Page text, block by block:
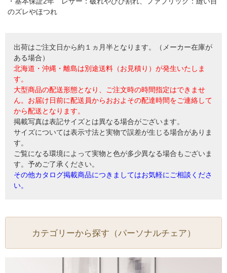
のズレやほつれ
出荷はご注文日から約１ヵ月半となります。（メーカー在庫が
ある場合）
北海道・沖縄・離島は別途送料（お見積り）が発生いたしま
す。
大型商品の配送形態となり、ご注文時の時間指定はできませ
ん。お届け日前に配送員からおおよその配達時間をご連絡して
から配送となります。
掲載写真は表記サイズとは異なる場合がございます。
サイズについては表示寸法と実物で誤差が生じる場合がありま
す。
ご覧になる環境によって実物と色が多少異なる場合もございま
す。予めご了承ください。
その他カタログ掲載商品につきましてはお気軽にご相談くださ
い。
カテゴリーから探す（パーソナルチェア）